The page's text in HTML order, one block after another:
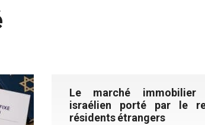
Le marché
israélien porté par le
résidents étrangers